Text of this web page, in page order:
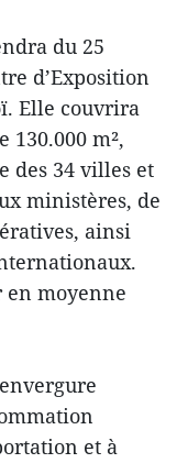
du 25
d’Exposition
Elle couvrira
130.000 m²,
des 34 villes et
ministères, de
ainsi
moyenne
et à